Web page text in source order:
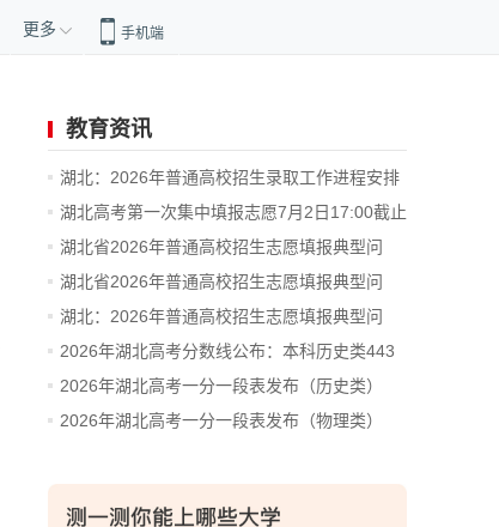
更多 手机端
教育资讯
湖北：2026年普通高校招生录取工作进程安排
湖北高考第一次集中填报志愿7月2日17:00截止
湖北省2026年普通高校招生志愿填报典型问
题...
湖北省2026年普通高校招生志愿填报典型问
题...
湖北：2026年普通高校招生志愿填报典型问
题...
2026年湖北高考分数线公布：本科历史类443
分...
2026年湖北高考一分一段表发布（历史类）
2026年湖北高考一分一段表发布（物理类）